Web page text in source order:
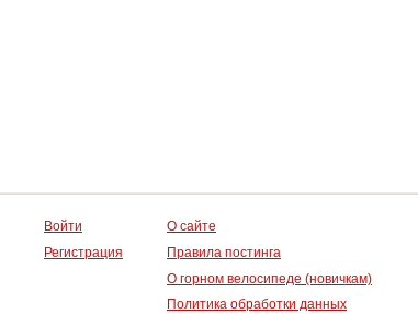
Войти
Регистрация
О сайте
Правила постинга
О горном велосипеде (новичкам)
Политика обработки данных